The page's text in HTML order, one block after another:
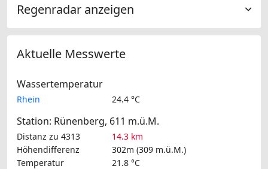
Regenradar anzeigen
Aktuelle Messwerte
Wassertemperatur
Rhein 24.4 °C
Station: Rünenberg, 611 m.ü.M.
Distanz zu 4313
14.3 km
Höhendifferenz
302m (309 m.ü.M.)
Temperatur
21.8 °C